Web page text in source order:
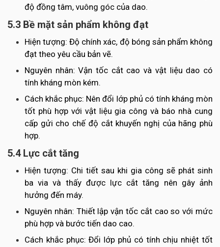
độ đồng tâm, vuông góc của dao.
5.3 Bề mặt sản phẩm không đạt
Hiện tượng: Độ chính xác, độ bóng sản phẩm không
đạt theo yêu cầu bản vẽ.
Nguyên nhân: Vận tốc cắt cao và vật liệu dao có
tính kháng mòn kém.
Cách khắc phục: Nên đổi lớp phủ có tính kháng mòn
tốt phù hợp với vật liệu gia công và báo nhà cung
cấp gửi cho chế độ cắt khuyến nghị của hãng phù
hợp.
5.4 Lực cắt tăng
Hiện tượng: Chi tiết sau khi gia công sẽ phát sinh
ba via và thấy được lực cắt tăng nên gây ảnh
hưởng đến máy.
Nguyên nhân: Thiết lập vận tốc cắt cao so với mức
phù hợp và bước tiến dao cao.
Cách khắc phục: Đổi lớp phủ có tính chịu nhiệt tốt